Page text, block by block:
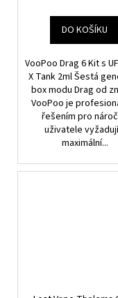
DO KOŠÍKU
VooPoo Drag 6 Kit s
X Tank 2ml Šestá
box modu Drag od
VooPoo je
řešením pro
uživatele
maximální...